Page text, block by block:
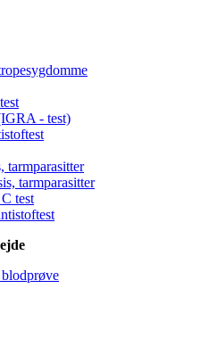
- test)
tarmparasitter
tarmparasitter
test